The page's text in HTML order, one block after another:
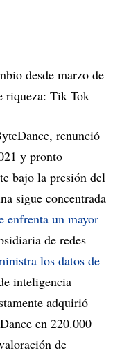
desde marzo de
riqueza: Tik Tok
renunció
y pronto
bajo la presión del
sigue concentrada
enfrenta un mayor
de redes
los datos de
inteligencia
adquirió
en 220.000
de